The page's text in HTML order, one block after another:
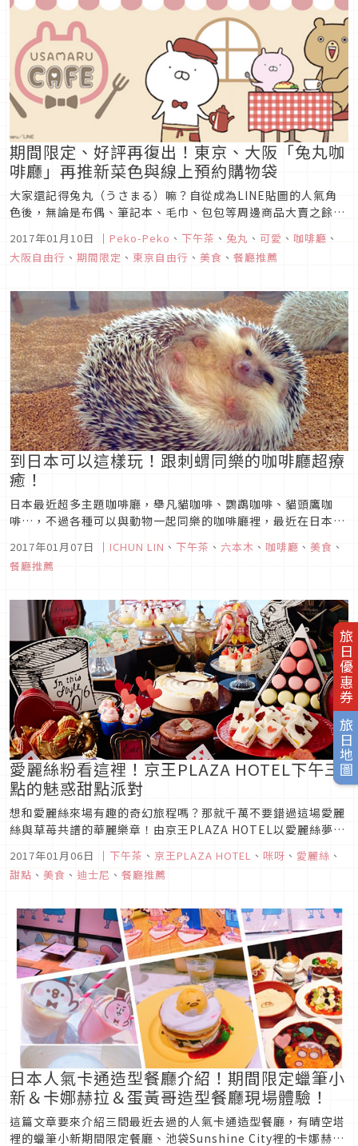
旅日優惠券
旅日地圖
期間限定、好評再復出！東京、大阪「兔丸咖
啡廳」再推新菜色與線上預約購物袋
大家還記得兔丸（うさまる）嘛？自從成為LINE貼圖的人氣角
色後，無論是布偶、筆記本、毛巾、包包等周邊商品大賣之餘，
去年期間限定的兔丸咖啡廳「USAMARU CAFÉ」也是相當受到
粉絲們的歡迎！
2017年01月10日 ｜ Peko-Peko 、 下午茶 、 兔丸 、 可愛 、 咖啡廳 、
大阪自由行 、 期間限定 、 東京自由行 、 美食 、 餐廳推薦
到日本可以這樣玩！跟刺蝟同樂的咖啡廳超療
癒！
日本最近超多主題咖啡廳，舉凡貓咖啡、鸚鵡咖啡、貓頭鷹咖
啡…，不過各種可以與動物一起同樂的咖啡廳裡，最近在日本人
2017年01月07日 ｜ ICHUN LIN 、 下午茶 、 六本木 、 咖啡廳 、 美食 、
餐廳推薦
愛麗絲粉看這裡！京王PLAZA HOTEL下午三
點的魅惑甜點派對
想和愛麗絲來場有趣的奇幻旅程嗎？那就千萬不要錯過這場愛麗
絲與草苺共譜的華麗樂章！由京王PLAZA HOTEL以愛麗絲夢遊
仙境為主題企劃出『三點的甜點派對』將1月份限定的草苺餐點
也加入其中，使派對更是大大增加了豪華度與可看性！
2017年01月06日 ｜ 下午茶 、 京王PLAZA HOTEL 、 咪呀 、 愛麗絲 、
甜點 、 美食 、 迪士尼 、 餐廳推薦
日本人氣卡通造型餐廳介紹！期間限定蠟筆小
新＆卡娜赫拉＆蛋黃哥造型餐廳現場體驗！
這篇文章要來介紹三間最近去過的人氣卡通造型餐廳，有晴空塔
裡的蠟筆小新期間限定餐廳、池袋Sunshine City裡的卡娜赫拉